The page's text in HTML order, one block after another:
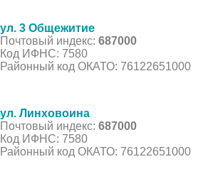
ул. 3 Общежитие
Почтовый индекс: 687000
Код ИФНС: 7580
Районный код ОКАТО: 76122651000
ул. Линховоина
Почтовый индекс: 687000
Код ИФНС: 7580
Районный код ОКАТО: 76122651000